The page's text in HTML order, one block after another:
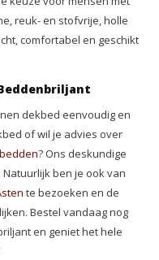
reuk- en stofvrije, holle
comfortabel en geschikt
dekbed eenvoudig en
of wil je advies over
? Ons deskundige
ben je ook van
te bezoeken en de
Bestel vandaag nog
en geniet het hele